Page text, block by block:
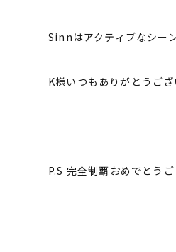
Sinnはアクティブなシー
K様いつもありがとうござ
P.S 完全制覇おめでとうご